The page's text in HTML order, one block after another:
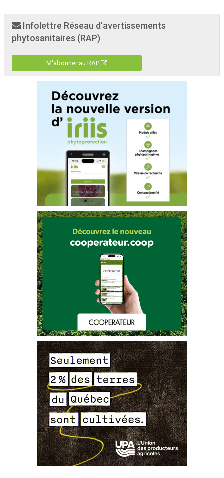
Infolettre Réseau d’avertissements
phytosanitaires (RAP)
M'abonner au RAP